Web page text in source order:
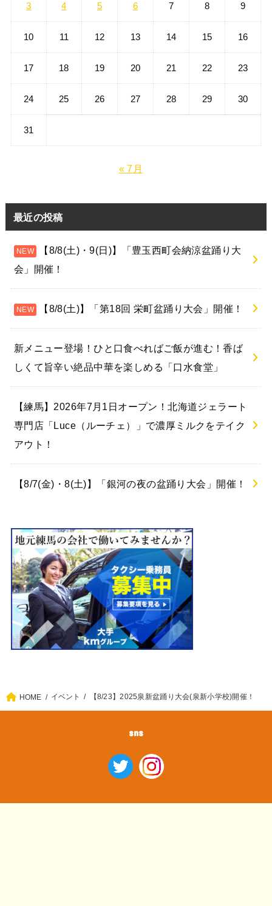
3 4 5 6 7 8 9
10 11 12 13 14 15 16
17 18 19 20 21 22 23
24 25 26 27 28 29 30
31
« 7月
最近の投稿
【8/8(土)・9(日)】「豊玉西町会納涼盆踊り大
会」開催！
【8/8(土)】「第18回 栄町盆踊り大会」開催！
新メニュー登場！ひと口食べればご飯が進む！香ば
しくて旨辛い絶品中華を楽しめる「口水食堂」
【練馬】2026年7月1日オープン！北海道ジェラート
専門店「Luce（ルーチェ）」で濃厚ミルクをテイク
アウト！
【8/7(金)・8(土)】「銀河の夜の盆踊り大会」開催！
HOME イベント 【8/23】2025泉新盆踊り大会(泉新小学校)開催！
sns